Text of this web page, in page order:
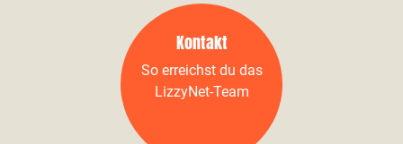
Kontakt
So erreichst du das
LizzyNet-Team